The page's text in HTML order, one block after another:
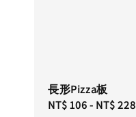
長形Pizza板
Regular
NT$ 106- NT$ 228